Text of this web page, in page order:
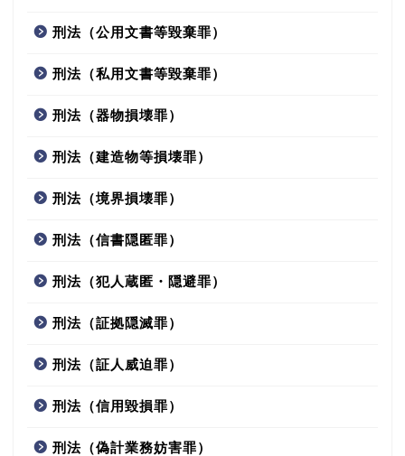
刑法（公用文書等毀棄罪）
刑法（私用文書等毀棄罪）
刑法（器物損壊罪）
刑法（建造物等損壊罪）
刑法（境界損壊罪）
刑法（信書隠匿罪）
刑法（犯人蔵匿・隠避罪）
刑法（証拠隠滅罪）
刑法（証人威迫罪）
刑法（信用毀損罪）
刑法（偽計業務妨害罪）